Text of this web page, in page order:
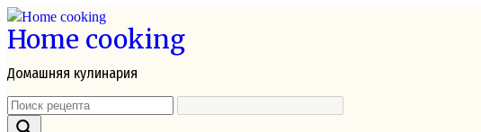
Перейти
к
Home cooking
Домашняя кулинария